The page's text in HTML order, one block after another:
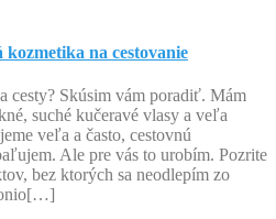
na cestovanie
cesty? Skúsim vám poradiť. Mám
suché kučeravé vlasy a veľa
veľa a často, cestovnú
Ale pre vás to urobím. Pozrite
bez ktorých sa neodlepím zo